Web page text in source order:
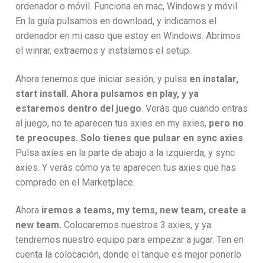
ordenador o móvil. Funciona en mac, Windows y móvil.
En la guía pulsamos en download, y indicamos el
ordenador en mi caso que estoy en Windows. Abrimos
el winrar, extraemos y instalamos el setup.
Ahora tenemos que iniciar sesión, y pulsa en instalar,
start install. Ahora pulsamos en play, y ya
estaremos dentro del juego. Verás que cuando entras
al juego, no te aparecen tus axies en my axies, pero no
te preocupes. Solo tienes que pulsar en sync axies.
Pulsa axies en la parte de abajo a la izquierda, y sync
axies. Y verás cómo ya te aparecen tus axies que has
comprado en el Marketplace.
Ahora iremos a teams, my tems, new team, create a
new team. Colocaremos nuestros 3 axies, y ya
tendremos nuestro equipo para empezar a jugar. Ten en
cuenta la colocación, donde el tanque es mejor ponerlo